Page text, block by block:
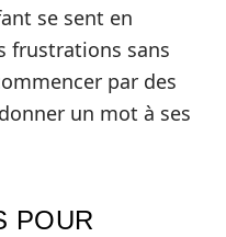
se sent en
frustrations sans
par des
un mot à ses
POUR